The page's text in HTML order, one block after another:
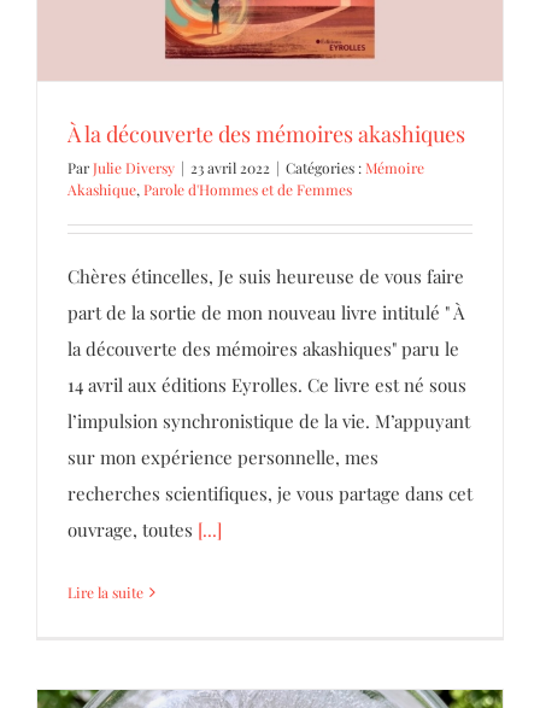
À la découverte des mémoires akashiques
ParJulie Diversy | 23 avril 2022 | Catégories :Mémoire
Akashique, Parole d'Hommes et de Femmes
Chères étincelles, Je suis heureuse de vous faire
part de la sortie de mon nouveau livre intitulé " À
la découverte des mémoires akashiques" paru le
14 avril aux éditions Eyrolles. Ce livre est né sous
l’impulsion synchronistique de la vie. M’appuyant
sur mon expérience personnelle, mes
recherches scientifiques, je vous partage dans cet
ouvrage, toutes [...]
Lire la suite